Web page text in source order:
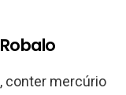
conter mercúrio